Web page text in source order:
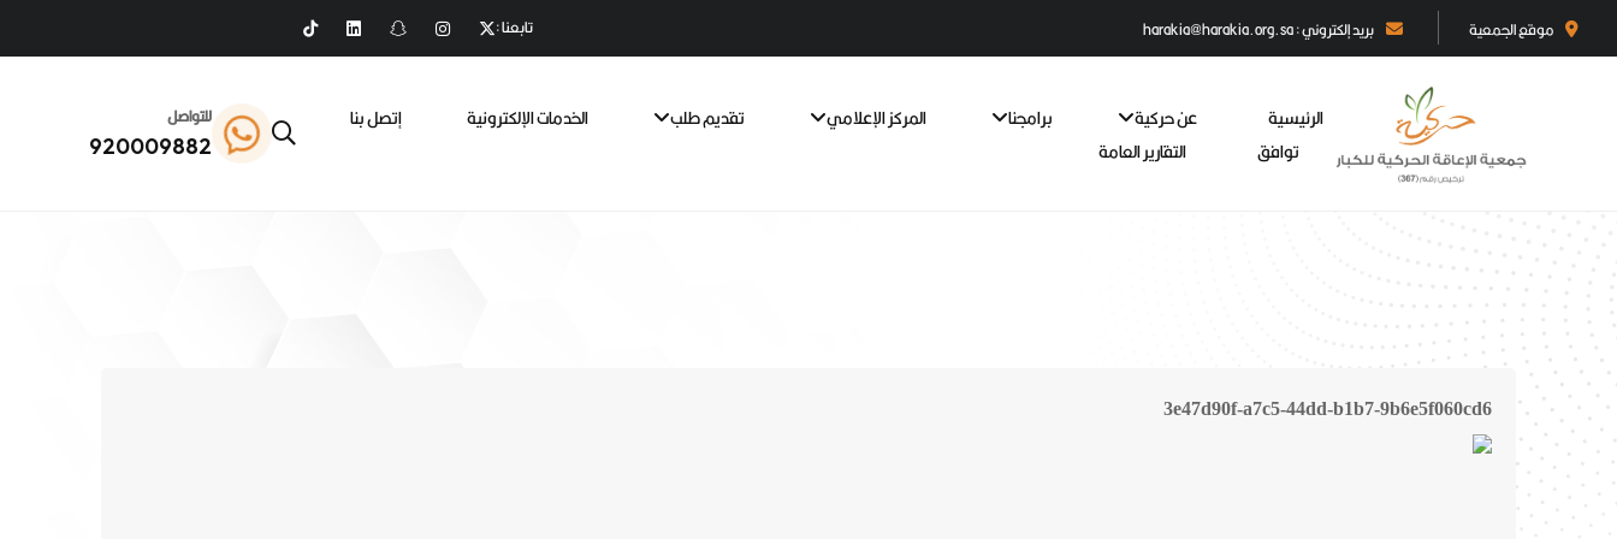
موقع الجمعية بريد إلكتروني : harakia@harakia.org.sa تابعنا :
الرئيسية عن حركية برامجنا المركز الإعلامي تقديم طلب الخدمات الإلكترونية
إتصل بنا
توافق
التقارير العامة
للتواصل
920009882
3e47d90f-a7c5-44dd-b1b7-9b6e5f060cd6